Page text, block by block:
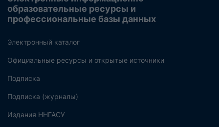
образовательные ресурсы и
профессиональные базы данных
Электронный каталог
Официальные ресурсы и открытые источники
Подписка
Подписка (журналы)
Издания ННГАСУ